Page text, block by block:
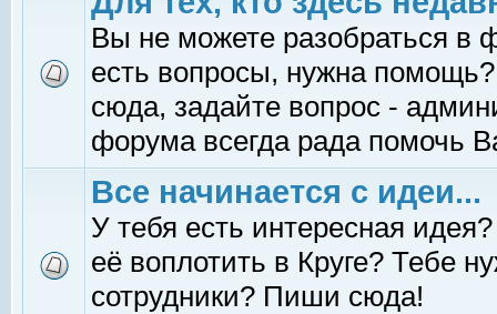
Вы не можете разобраться в
есть вопросы, нужна помощь?
сюда, задайте вопрос -
форума всегда рада помочь
Все начинается с идеи...
У тебя есть интересная
её воплотить в Круге? Тебе
сотрудники? Пиши сюда!